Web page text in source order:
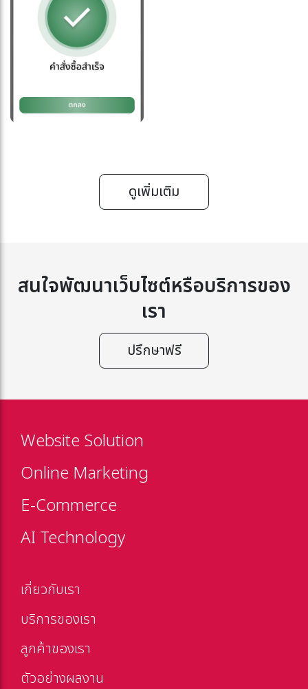
ดูเพิ่มเติม
สนใจพัฒนาเว็บไซต์หรือบริการของ
เรา
ปรึกษาฟรี
Website Solution
Online Marketing
E-Commerce
AI Technology
เกี่ยวกับเรา
บริการของเรา
ลูกค้าของเรา
ตัวอย่างผลงาน